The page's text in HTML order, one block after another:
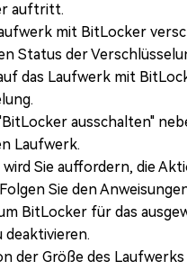
auftritt.
mit BitLocker
Status der
das Laufwerk mit
ausschalten"
Laufwerk.
wird Sie auffordern, die
Sie den
BitLocker für das
deaktivieren.
der Größe des